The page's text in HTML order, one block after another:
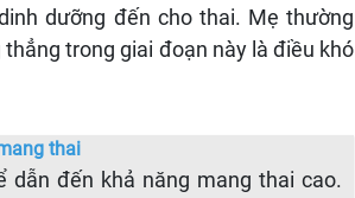
dưỡng đến cho thai. Mẹ thường
trong giai đoạn này là điều khó
thai
dẫn đến khả năng mang thai cao.